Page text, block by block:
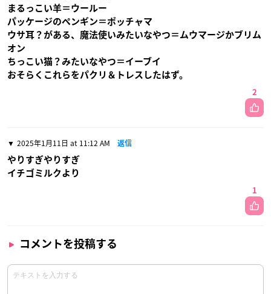
まるっこい羊＝ウールー
パッケージのペンギン＝ポッチャマ
ウサ耳？がある、魔法使いみたいなやつ＝ムウマージかブリム
オン
ちっこい猫？みたいなやつ＝イーブイ
おそらくこれらをパクリ＆トレスしたはず。
2
2025年1月11日 at 11:12 AM 返信
やりすぎやりすぎ
イチゴミルクより
1
コメントを投稿する